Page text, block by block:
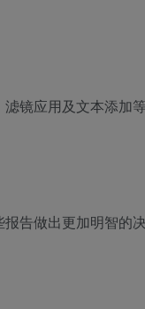
镜应用及文本添加等
告做出更加明智的决